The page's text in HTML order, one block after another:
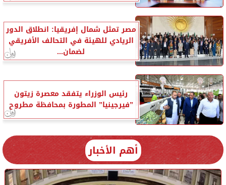
مصر تمثل شمال إفريقيا: انطلاق الدور
الريادي للهيئة في التحالف الأفريقي
لضمان...
رئيس الوزراء يتفقد معصرة زيتون
”فيرجينيا” المطورة بمحافظة مطروح
أهم الأخبار